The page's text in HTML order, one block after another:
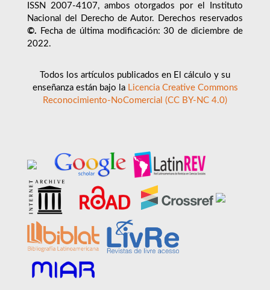
ISSN 2007-4107, ambos otorgados por el Instituto
Nacional del Derecho de Autor. Derechos reservados
©. Fecha de última modificación: 30 de diciembre de
2022.
Todos los artículos publicados en El cálculo y su
enseñanza están bajo la Licencia Creative Commons
Reconocimiento-NoComercial (CC BY-NC 4.0)